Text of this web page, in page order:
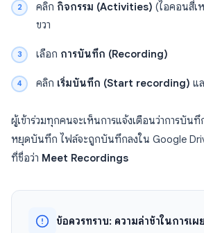
คลิก กิจกรรม (Activities) (ไอคอนสี่เ
ขวา
เลือก การบันทึก (Recording)
คลิก เริ่มบันทึก (Start recording) แ
ผู้เข้าร่วมทุกคนจะเห็นการแจ้งเตือนว่าการบัน
หยุดบันทึก ไฟล์จะถูกบันทึกลงใน Google
ที่ชื่อว่า Meet Recordings
ข้อควรทราบ: ความล่าช้าในการเ